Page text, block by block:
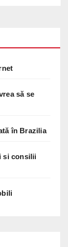
să se
în Brazilia
si consilii